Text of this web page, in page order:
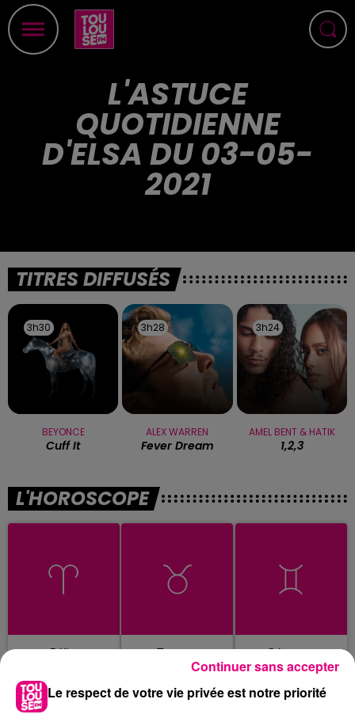
L'ASTUCE
QUOTIDIENNE
D'ELSA DU 03-05-
2021
TITRES DIFFUSÉS
3h30
3h30
BEYONCE
Cuff It
3h28
3h28
ALEX WARREN
Fever Dream
3h24
3h24
AMEL BENT & HATIK
1,2,3
L'HOROSCOPE
Bélier Taureau Gémeaux
Le respect de votre vie privée est notre priorité
Continuer sans accepter